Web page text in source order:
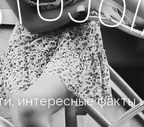
интересные факты